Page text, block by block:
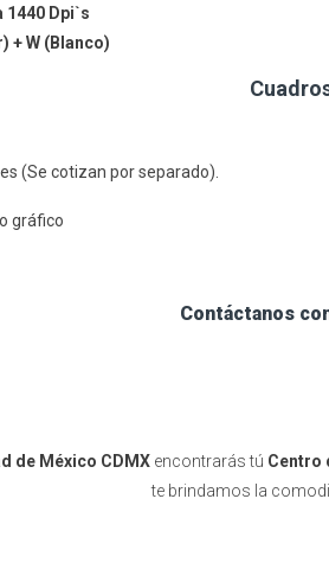
Dpi`s
+ W (Blanco)
(Se cotizan por separado).
gráfico
Contáctanos
de México CDMXencontrarás tú Centro
te brindamos la